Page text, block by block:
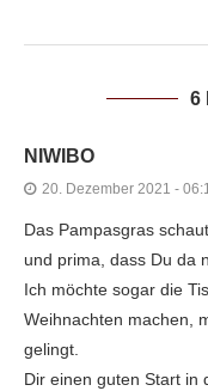
6
NIWIBO
20. Dezember 2021 -
Das Pampasgras
und prima, dass Du da
Ich möchte sogar die
Weihnachten machen,
gelingt.
Dir einen guten Start in